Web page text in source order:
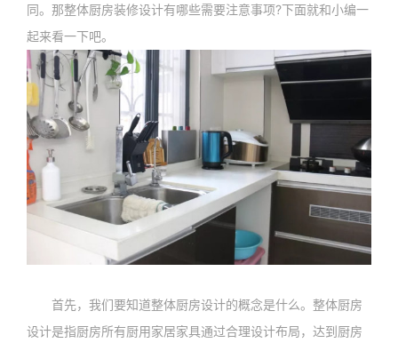
同。那整体厨房装修设计有哪些需要注意事项?下面就和小编一
起来看一下吧。
首先，我们要知道整体厨房设计的概念是什么。整体厨房
设计是指厨房所有厨用家居家具通过合理设计布局，达到厨房